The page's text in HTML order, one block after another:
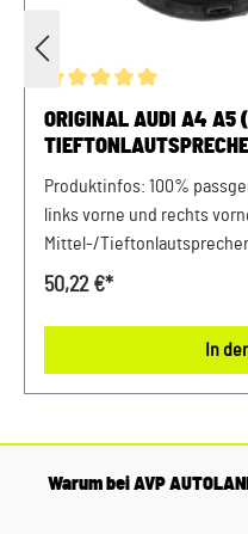
Durchschnittliche
ORIGINAL AUDI A4 A5
Produktinfos: 100%
links vorne und rechts
Mittel-/
Lautsprecher (PR-Nummer
2015Audi A5 / S5 (B8)
Sportback / Coupé 2008 -
der Kaufabwicklung die
VW: WVWZZZ... Audi:
50,22 €*
In
Warum bei AVP